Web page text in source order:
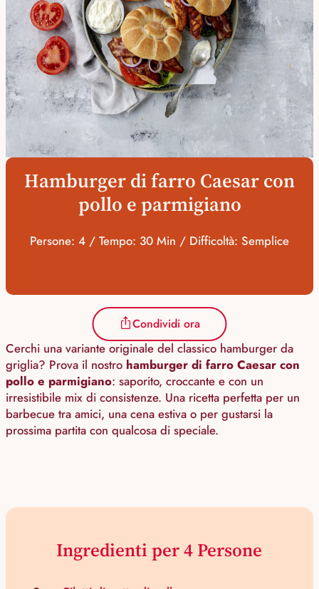
Hamburger di farro Caesar con
pollo e parmigiano
Persone: 4 / Tempo: 30 Min / Difficoltà: Semplice
Condividi ora
Cerchi una variante originale del classico hamburger da
griglia? Prova il nostro hamburger di farro Caesar con
pollo e parmigiano: saporito, croccante e con un
irresistibile mix di consistenze. Una ricetta perfetta per un
barbecue tra amici, una cena estiva o per gustarsi la
prossima partita con qualcosa di speciale.
Ingredienti per 4 Persone